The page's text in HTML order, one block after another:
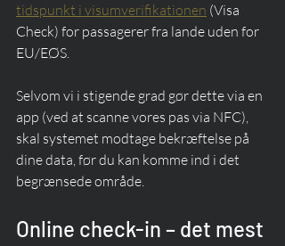
tidspunkt i visumverifikationen (Visa
Check) for passagerer fra lande uden for
EU/EØS.
Selvom vi i stigende grad gør dette via en
app (ved at scanne vores pas via NFC),
skal systemet modtage bekræftelse på
dine data, før du kan komme ind i det
begrænsede område.
Online check-in – det mest